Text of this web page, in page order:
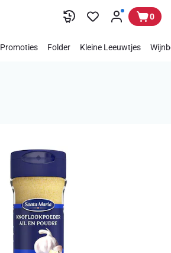
0
Promoties Folder Kleine Leeuwtjes